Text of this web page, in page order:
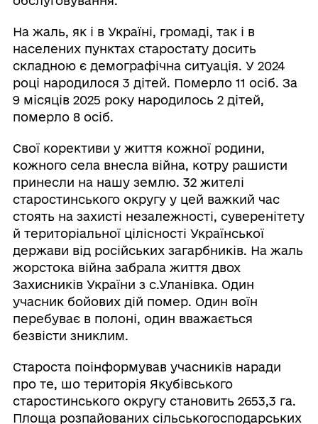
На жаль, як і в Україні, громаді, так і в
населених пунктах старостату досить
складною є демографічна ситуація. У 2024
році народилося 3 дітей. Померло 11 осіб. За
9 місяців 2025 року народилось 2 дітей,
померло 8 осіб.
Свої корективи у життя кожної родини,
кожного села внесла війна, котру рашисти
принесли на нашу землю. 32 жителі
старостинського округу у цей важкий час
стоять на захисті незалежності, суверенітету
й територіальної цілісності Української
держави від російських загарбників. На жаль
жорстока війна забрала життя двох
Захисників України з с.Уланівка. Один
учасник бойових дій помер. Один воїн
перебуває в полоні, один вважається
безвісти зниклим.
Староста поінформував учасників наради
про те, шо територія Якубівського
старостинського округу становить 2653,3 га.
Площа розпайованих сільськогосподарських